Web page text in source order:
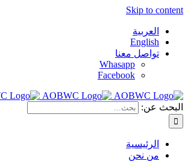
Skip to content
العربية
English
تواصل معنا
Whasapp
Facebook
البحث عن:
الرئيسية
من نحن